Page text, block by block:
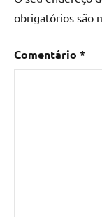
obrigatórios são
Comentário *